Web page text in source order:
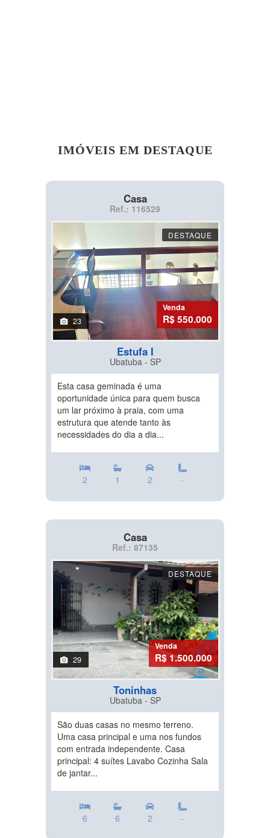
IMÓVEIS EM DESTAQUE
Casa
Ref.: 116529
DESTAQUE
23
Venda
R$ 550.000
Estufa I
Ubatuba - SP
Esta casa geminada é uma
oportunidade única para quem busca
um lar próximo à praia, com uma
estrutura que atende tanto às
necessidades do dia a dia...
2 1 2 -
Casa
Ref.: 87135
DESTAQUE
29
Venda
R$ 1.500.000
Toninhas
Ubatuba - SP
São duas casas no mesmo terreno.
Uma casa principal e uma nos fundos
com entrada independente. Casa
principal: 4 suítes Lavabo Cozinha Sala
de jantar...
6 6 2 -